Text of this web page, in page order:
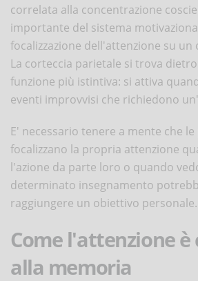
correlata alla concentrazione
importante del sistema
focalizzazione dell'attenzione su un
La corteccia parietale si trova
funzione più istintiva: si attiva
eventi improvvisi che richiedono
E' necessario tenere a mente che
focalizzano la propria attenzione
l'azione da parte loro o quando
determinato insegnamento
raggiungere un obiettivo personale.
Come l'attenzione
alla memoria